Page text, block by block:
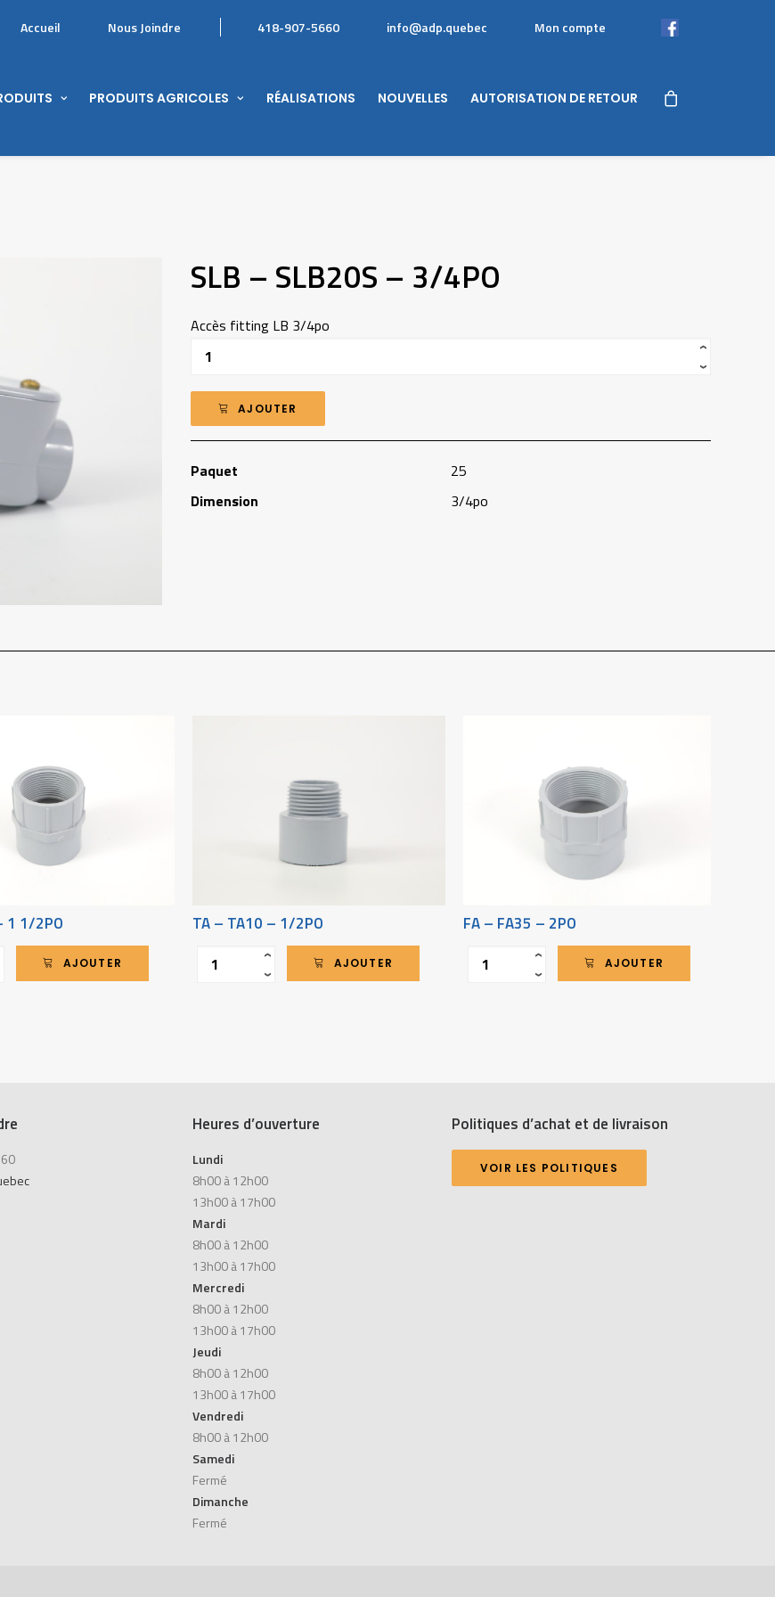
Accueil Nous Joindre 418-907-5660 info@adp.quebec Mon compte Facebook
PRODUITS AGRICOLES RÉALISATIONS NOUVELLES AUTORISATION DE RETOUR
SLB – SLB20S – 3/4PO
Accès fitting LB 3/4po
‹
›
AJOUTER
Paquet
25
Dimension
3/4po
1 1/2PO
AJOUTER
TA – TA10 – 1/2PO
‹
›
AJOUTER
FA – FA35 – 2PO
‹
›
AJOUTER
Heures d’ouverture
Lundi
8h00 à 12h00
13h00 à 17h00
Mardi
8h00 à 12h00
13h00 à 17h00
Mercredi
8h00 à 12h00
13h00 à 17h00
Jeudi
8h00 à 12h00
13h00 à 17h00
Vendredi
8h00 à 12h00
Samedi
Fermé
Dimanche
Fermé
Politiques d’achat et de livraison
VOIR LES POLITIQUES